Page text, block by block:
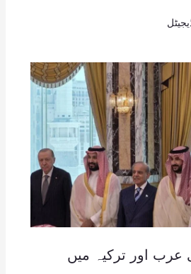
عرب اور ترکیہ میں